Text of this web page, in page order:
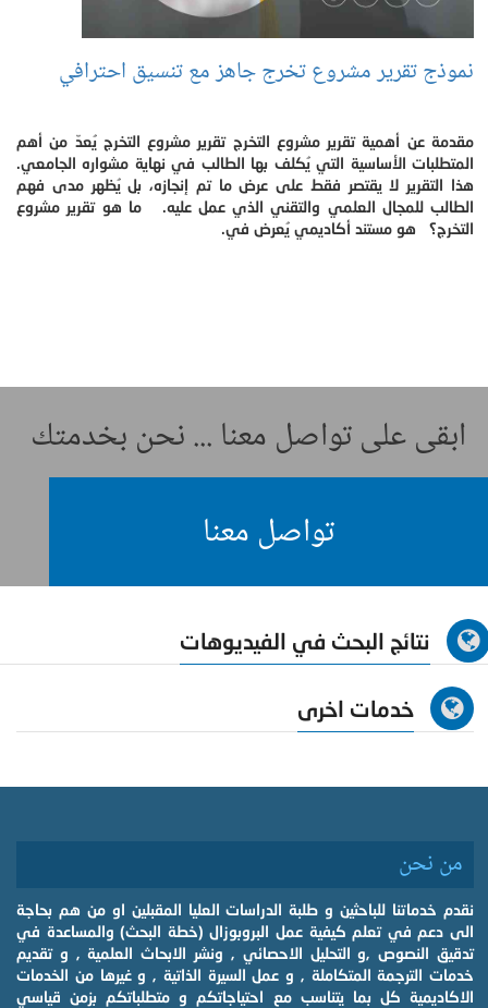
نموذج تقرير مشروع تخرج جاهز مع تنسيق احترافي
مقدمة عن أهمية تقرير مشروع التخرج تقرير مشروع التخرج يُعدّ من أهم
المتطلبات الأساسية التي يُكلف بها الطالب في نهاية مشواره الجامعي.
هذا التقرير لا يقتصر فقط على عرض ما تم إنجازه، بل يُظهر مدى فهم
الطالب للمجال العلمي والتقني الذي عمل عليه. ما هو تقرير مشروع
التخرج؟ هو مستند أكاديمي يُعرض في.
ابقى على تواصل معنا ... نحن بخدمتك
تواصل معنا
نتائج البحث في الفيديوهات
خدمات اخرى
من نحن
نقدم خدماتنا للباحثين و طلبة الدراسات العليا المقبلين او من هم بحاجة
الى دعم في تعلم كيفية عمل البروبوزال (خطة البحث) والمساعدة في
تدقيق النصوص ,و التحليل الاحصائي , ونشر الابحاث العلمية , و تقديم
خدمات الترجمة المتكاملة , و عمل السيرة الذاتية , و غيرها من الخدمات
الاكاديمية كل بما يتناسب مع احتياجاتكم و متطلباتكم بزمن قياسي